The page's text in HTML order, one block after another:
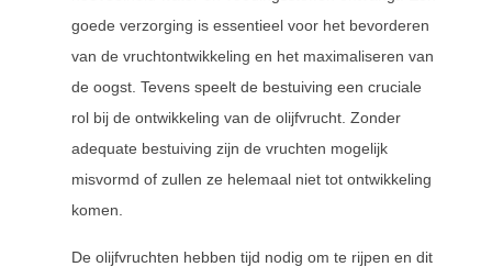
goede verzorging is essentieel voor het bevorderen
van de vruchtontwikkeling en het maximaliseren van
de oogst. Tevens speelt de bestuiving een cruciale
rol bij de ontwikkeling van de olijfvrucht. Zonder
adequate bestuiving zijn de vruchten mogelijk
misvormd of zullen ze helemaal niet tot ontwikkeling
komen.
De olijfvruchten hebben tijd nodig om te rijpen en dit